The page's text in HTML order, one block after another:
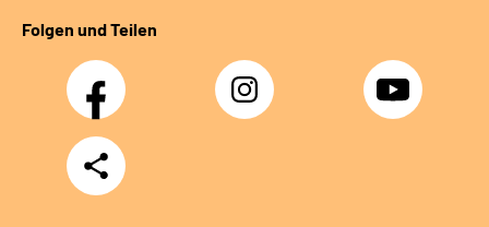
Folgen und Teilen
Facebook Instagram YouTube
Teilen